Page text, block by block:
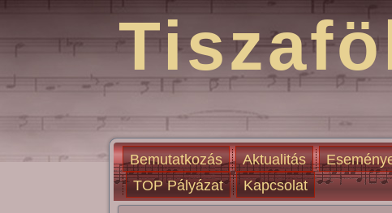
Bemutatkozás Aktualitás
TOP Pályázat
Kapcsolat